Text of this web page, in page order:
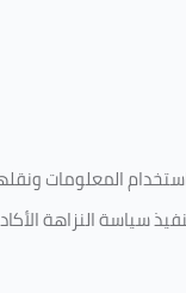
المعلومات
سياسة النزاهة